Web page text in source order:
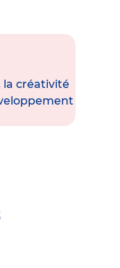
la créativité